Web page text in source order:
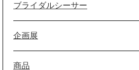
ブライダルシーサー
企画展
商品